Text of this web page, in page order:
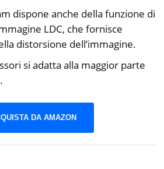
dispone anche della funzione di
LDC, che fornisce
distorsione dell’immagine.
si adatta alla maggior parte
DA AMAZON